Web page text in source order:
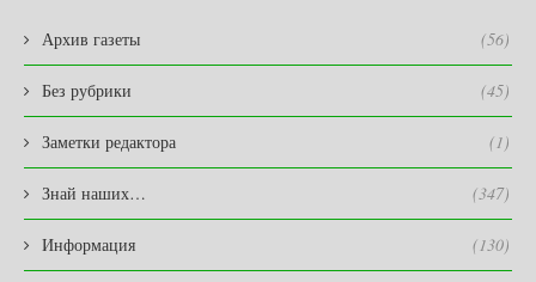
Архив газеты (56)
Без рубрики (45)
Заметки редактора (1)
Знай наших… (347)
Информация (130)